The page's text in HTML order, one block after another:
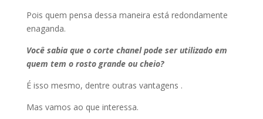
Pois quem pensa dessa maneira está redondamente
enaganda.
Você sabia que o corte chanel pode ser utilizado em
quem tem o rosto grande ou cheio?
É isso mesmo, dentre outras vantagens .
Mas vamos ao que interessa.